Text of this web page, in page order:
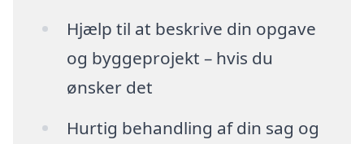
Hjælp til at beskrive din opgave
og byggeprojekt – hvis du
ønsker det
Hurtig behandling af din sag og